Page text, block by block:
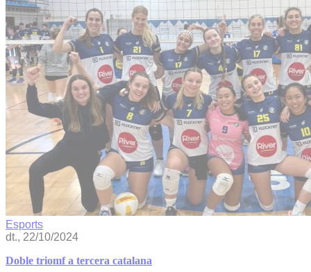
Esports
dt., 22/10/2024
Doble triomf a tercera catalana